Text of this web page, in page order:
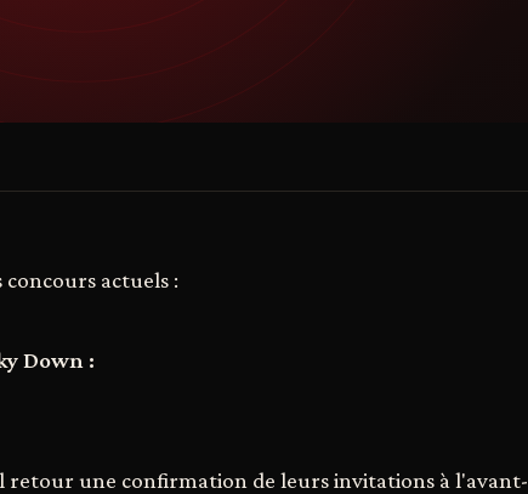
actuels :
Down :
retour une confirmation de leurs invitations à l'avant-